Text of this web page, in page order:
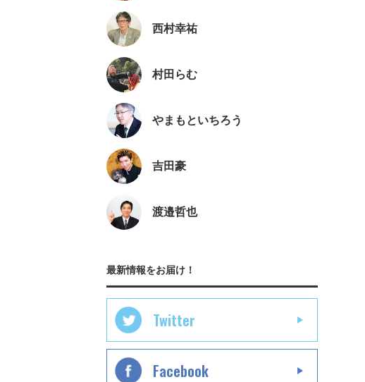
西村幸祐
村田らむ
やまもといちろう
吉田豪
渡邉哲也
最新情報をお届け！
Twitter
Facebook